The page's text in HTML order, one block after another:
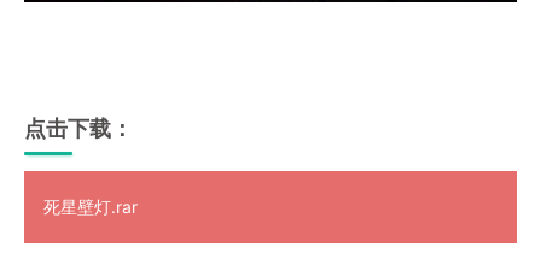
点击下载：
死星壁灯.rar